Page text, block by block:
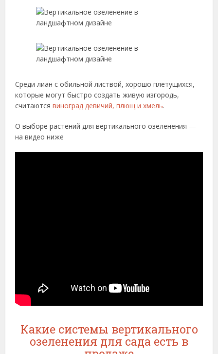
Среди лиан с обильной листвой, хорошо плетущихся,
которые могут быстро создать живую изгородь,
считаютсявиноград девичий, плющ и хмель.
О выборе растений для вертикального озеленения —
на видео ниже
Какие системы вертикального
озеленения для сада есть в